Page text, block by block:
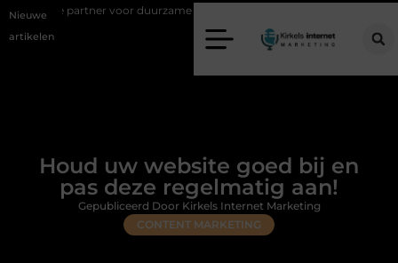
Nieuwe
artikelen
voor duurzame staalconstructies
Houd uw website goed bij en
pas deze regelmatig aan!
CONTENT MARKETING
Gepubliceerd Door Kirkels Internet Marketing